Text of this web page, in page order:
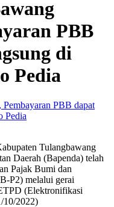
PBB
di
Pedia
Tulangbawang
Daerah (Bapenda) telah
Pajak Bumi dan
P2) melalui gerai
(Elektronifikasi
10/2022)